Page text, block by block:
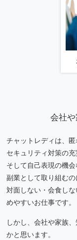
会社
チャットレディは、
セキュリティ対策の充
そして自己表現の機
副業として取り組むの
対面しない・会食し
めやすいお仕事です。
しかし、会社や家族
かと思います。